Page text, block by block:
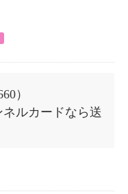
）
ルカードなら送